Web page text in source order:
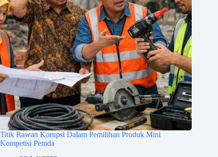
Titik Rawan Korupsi Dalam Pemilihan Produk Mini
Kompetisi Pemda